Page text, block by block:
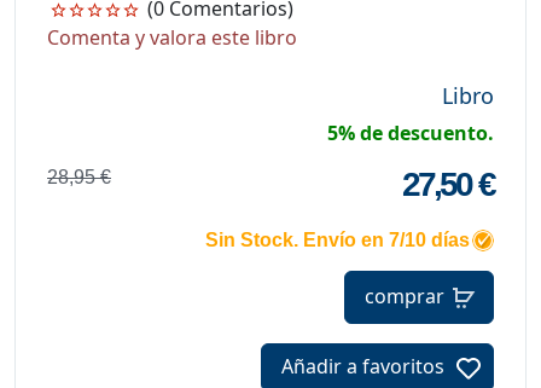
(0 Comentarios)
Comenta y valora este libro
Libro
5% de descuento.
28,95 € 27,50 €
Sin Stock. Envío en 7/10 días
comprar
Añadir a favoritos